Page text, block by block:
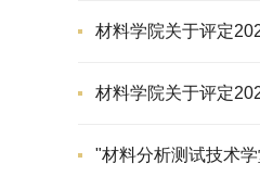
材料学院关于评定
材料学院关于评定
"材料分析测试技术